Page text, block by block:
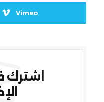
Vimeo
اشترك